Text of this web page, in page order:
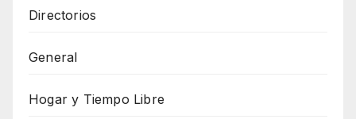
Directorios
General
Hogar y Tiempo Libre